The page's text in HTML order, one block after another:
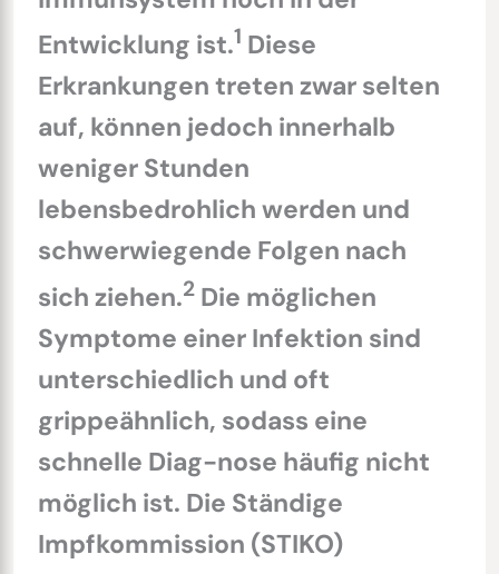
Entwicklung ist.1 Diese
Erkrankungen treten zwar selten
auf, können jedoch innerhalb
weniger Stunden
lebensbedrohlich werden und
schwerwiegende Folgen nach
sich ziehen.2Die möglichen
Symptome einer Infektion sind
unterschiedlich und oft
grippeähnlich, sodass eine
schnelle Diag-nose häufig nicht
möglich ist. Die Ständige
Impfkommission (STIKO)